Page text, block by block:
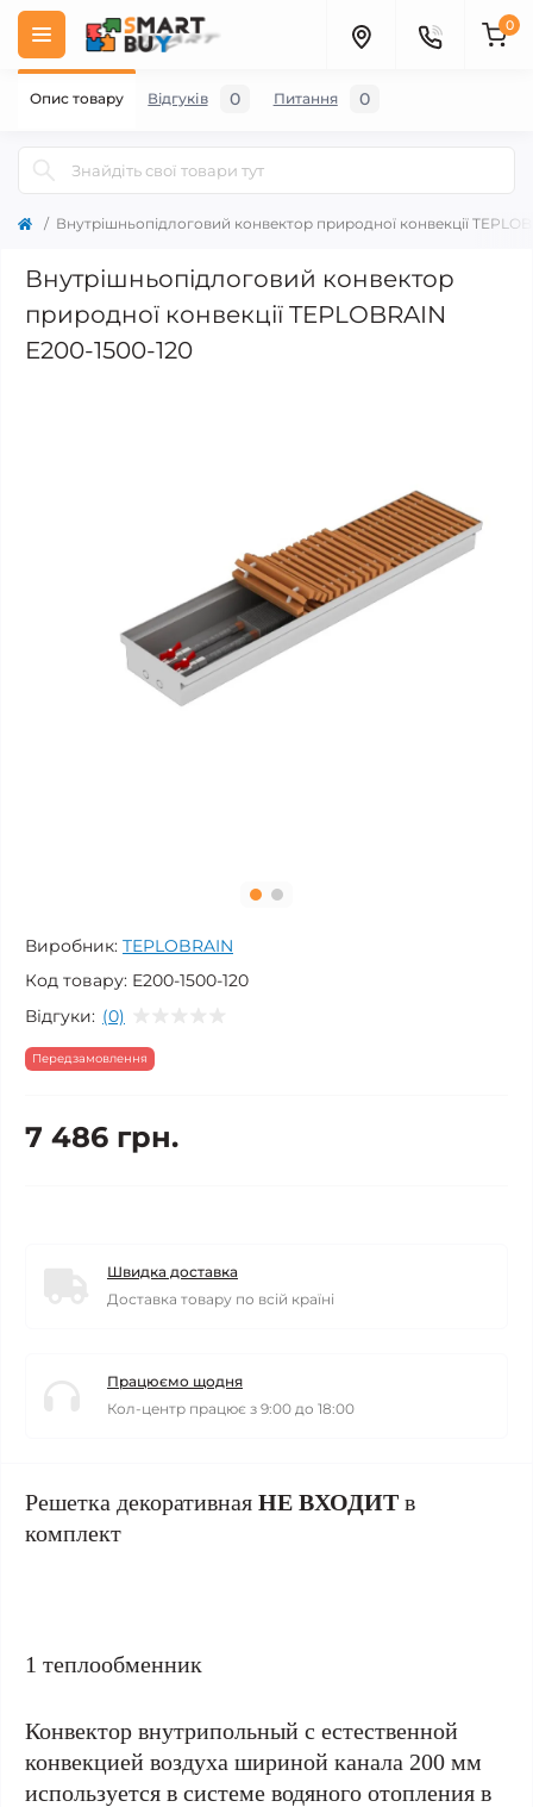
0
Внутрішньопідлоговий конвектор природної конвекції
Внутрішньопідлоговий конвектор
природної конвекції TEPLOBRAIN
E200-1500-120
Виробник: TEPLOBRAIN
Код товару: E200-1500-120
Відгуки: (0)
Передзамовлення
7 486 грн.
Швидка доставка
Доставка товару по всій країні
Працюємо щодня
Кол-центр працює з 9:00 до 18:00
Опис товару Відгуків 0 Питання 0
Решетка декоративная НЕ ВХОДИТ в
комплект
1 теплообменник
Конвектор внутрипольный с естественной
конвекцией воздуха шириной канала 200 мм
используется в системе водяного отопления в